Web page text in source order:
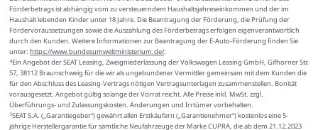
Förderbetrags ist abhängig vom zu versteuerndem Haushaltsjahreseinkommen und der im
Haushalt lebenden Kinder unter 18 Jahre. Die Beantragung der Förderung, die Prüfung der
Fördervoraussetzungen sowie die Auszahlung des Förderbetrags erfolgen eigenverantwortlich
durch den Kunden. Weitere Informationen zur Beantragung der E-Auto-Förderung finden Sie
unter: https://www.bundesumweltministerium.de/.
4Ein Angebot der SEAT Leasing, Zweigniederlassung der Volkswagen Leasing GmbH, Gifhorner Str.
57, 38112 Braunschweig für die wir als ungebundener Vermittler gemeinsam mit dem Kunden die
für den Abschluss des Leasing-Vertrags nötigen Vertragsunterlagen zusammenstellen. Bonität
vorausgesetzt. Angebot gültig solange der Vorrat reicht. Alle Preise inkl. MwSt. zzgl.
Überführungs- und Zulassungskosten. Änderungen und Irrtümer vorbehalten.
5SEAT S.A. („Garantiegeber“) gewährt allen Erstkäufern („Garantienehmer“) kostenlos eine 5-
jährige Herstellergarantie für sämtliche Neufahrzeuge der Marke CUPRA, die ab dem 21.12.2023